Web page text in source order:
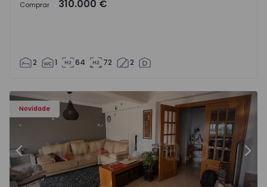
Comprar 310.000 €
2 1 64 72 2
Novidade
- 1573477 - 14
Apartamento T3 Barreiro, Sto. Ant. Charneca / Vila Chã -
Anterior